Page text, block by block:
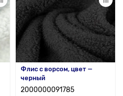
Флис с ворсом, цвет —
черный
2000000091785